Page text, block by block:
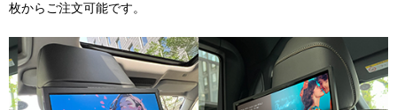
枚からご注文可能です。